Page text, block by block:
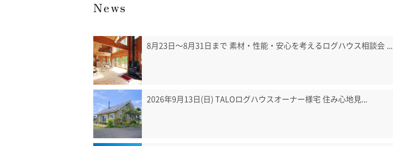
News
8月23日〜8月31日まで 素材・性能・安心を考えるログハウス相談会 ...
2026年9月13日(日) TALOログハウスオーナー様宅 住み心地見...